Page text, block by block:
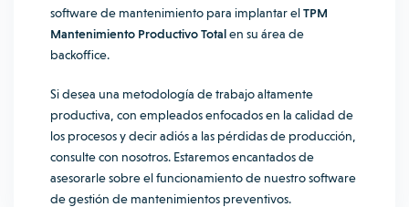
software de mantenimiento para implantar elTPM
Mantenimiento Productivo Totalen su área de
backoffice.
Si desea una metodología de trabajo altamente
productiva, con empleados enfocados en la calidad de
los procesos y decir adiós a las pérdidas de producción,
consulte con nosotros. Estaremosencantados de
asesorarlesobre el funcionamiento de nuestro software
de gestión de mantenimientos preventivos.